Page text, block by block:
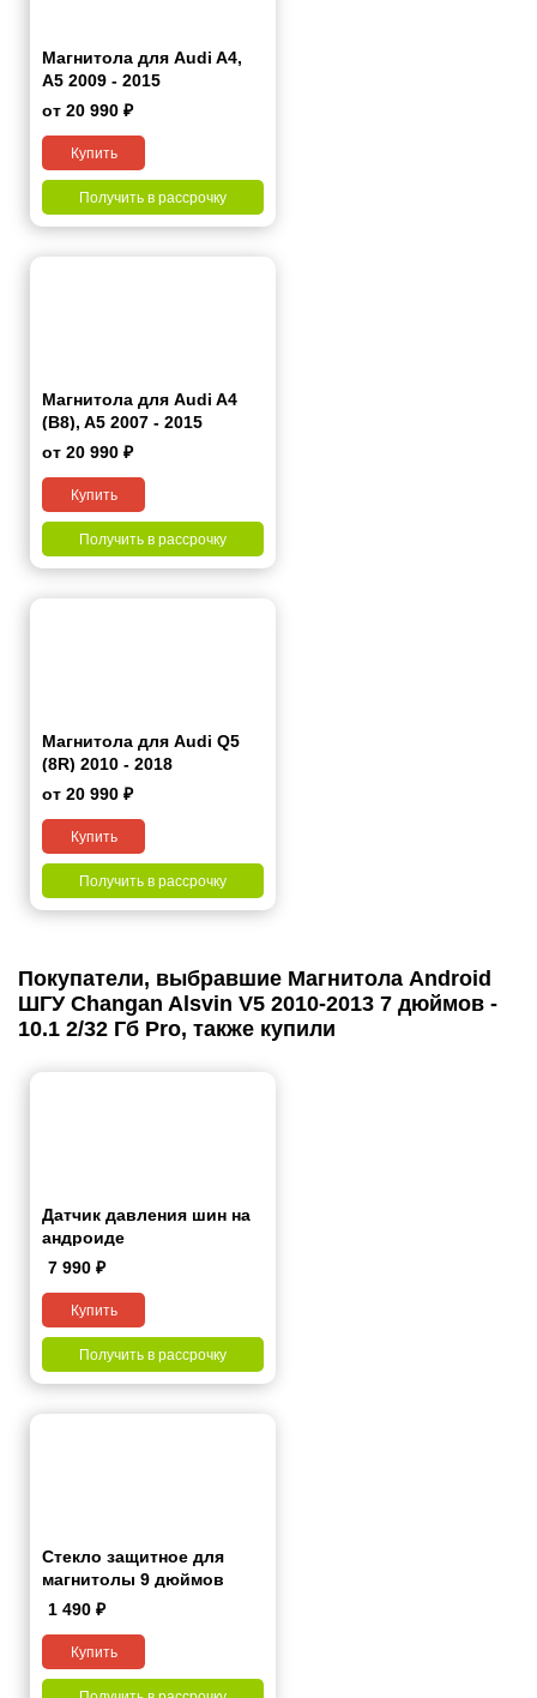
Магнитола для Audi A4,
A5 2009 - 2015
от 20 990 ₽
Купить
Получить в рассрочку
Магнитола для Audi A4
(B8), A5 2007 - 2015
от 20 990 ₽
Купить
Получить в рассрочку
Магнитола для Audi Q5
(8R) 2010 - 2018
от 20 990 ₽
Купить
Получить в рассрочку
Покупатели, выбравшие Магнитола Android
ШГУ Changan Alsvin V5 2010-2013 7 дюймов -
10.1 2/32 Гб Pro, также купили
Датчик давления шин на
андроиде
7 990 ₽
Купить
Получить в рассрочку
Стекло защитное для
магнитолы 9 дюймов
1 490 ₽
Купить